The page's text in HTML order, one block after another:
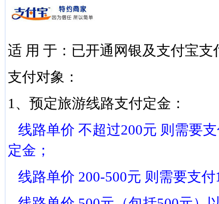
适 用 于：已开通网银及支付宝支
支付对象：
1、预定旅游线路支付定金：
线路单价 不超过200元 则需要
定金；
线路单价 200-500元 则需要支付